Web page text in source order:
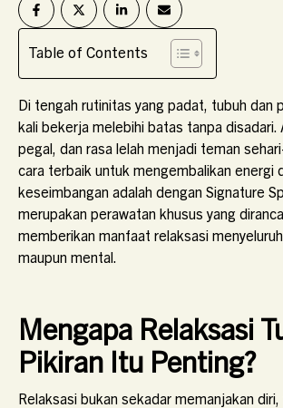
Table of Contents
Di tengah rutinitas yang padat, tubuh dan
kali bekerja melebihi batas tanpa disadari.
pegal, dan rasa lelah menjadi teman
cara terbaik untuk mengembalikan energi
keseimbangan adalah dengan Signature
merupakan perawatan khusus yang
memberikan manfaat relaksasi
maupun mental.
Mengapa Relaksasi
Pikiran Itu Penting?
Relaksasi bukan sekadar memanjakan